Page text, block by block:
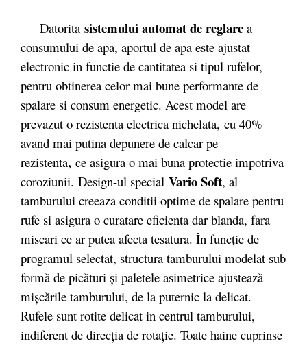
Datorita sistemului automat de reglare a
consumului de apa, aportul de apa este ajustat
electronic in functie de cantitatea si tipul rufelor,
pentru obtinerea celor mai bune performante de
spalare si consum energetic. Acest model are
prevazut o rezistenta electrica nichelata, cu 40%
avand mai putina depunere de calcar pe
rezistenta, ce asigura o mai buna protectie impotriva
coroziunii. Design-ul special Vario Soft, al
tamburului creeaza conditii optime de spalare pentru
rufe si asigura o curatare eficienta dar blanda, fara
miscari ce ar putea afecta tesatura. În funcție de
programul selectat, structura tamburului modelat sub
formă de picături și paletele asimetrice ajustează
mișcările tamburului, de la puternic la delicat.
Rufele sunt rotite delicat in centrul tamburului,
indiferent de direcția de rotație. Toate haine cuprinse